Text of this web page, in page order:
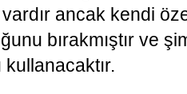
ancak kendi
bırakmıştır ve
kullanacaktır.